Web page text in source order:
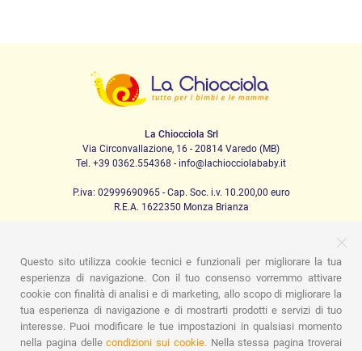
La Chiocciola Srl
Via Circonvallazione, 16 - 20814 Varedo (MB)
Tel. +39 0362.554368 - info@lachiocciolababy.it
P.iva: 02999690965 - Cap. Soc. i.v. 10.200,00 euro
R.E.A. 1622350 Monza Brianza
PRODOTTI
Passeggio
Seggiolini Auto A casa Pappa
Nanna
Igiene
Mamma e bebè Abbigliamento Gioco
Gift card
Kit baby set
Idee regalo Camerette
Promozioni
Promozioni
Marchi
Questo sito utilizza cookie tecnici e funzionali per migliorare la tua
esperienza di navigazione. Con il tuo consenso vorremmo attivare
cookie con finalità di analisi e di marketing, allo scopo di migliorare la
tua esperienza di navigazione e di mostrarti prodotti e servizi di tuo
interesse. Puoi modificare le tue impostazioni in qualsiasi momento
nella pagina dellecondizioni sui cookie.Nella stessa pagina troverai